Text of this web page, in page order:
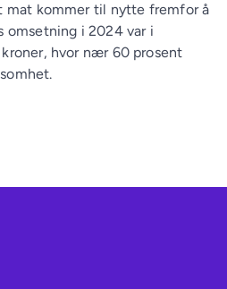
mat kommer til nytte fremfor å
omsetning i 2024 var i
hvor nær 60 prosent